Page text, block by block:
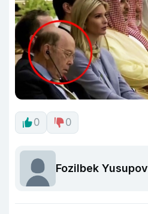
0 0
Fozilbek Yusupov